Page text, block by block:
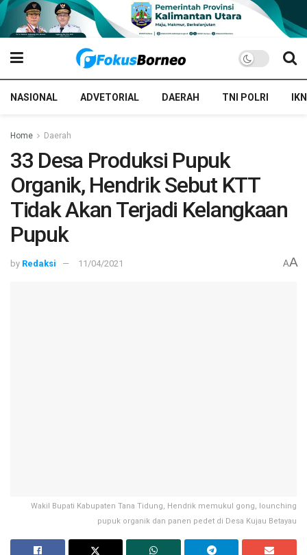
NASIONAL ADVETORIAL DAERAH TNI POLRI IKN
Home Daerah
33 Desa Produksi Pupuk
Organik, Hendrik Sebut KTT
Tidak Akan Terjadi Kelangkaan
Pupuk
by Redaksi 11/04/2021 AA
Wakil Bupati Kabupaten Tana Tidung, Hendrik memukul gong, lounching
pupuk organik dan panen pedet di Desa Kujau Betayau